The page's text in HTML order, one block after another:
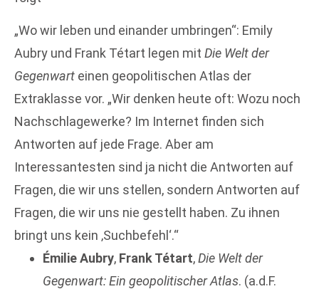
„Wo wir leben und einander umbringen“: Emily
Aubry und Frank Tétart legen mit Die Welt der
Gegenwart einen geopolitischen Atlas der
Extraklasse vor. „Wir denken heute oft: Wozu noch
Nachschlagewerke? Im Internet finden sich
Antworten auf jede Frage. Aber am
Interessantesten sind ja nicht die Antworten auf
Fragen, die wir uns stellen, sondern Antworten auf
Fragen, die wir uns nie gestellt haben. Zu ihnen
bringt uns kein ‚Suchbefehl‘.“
Émilie Aubry, Frank Tétart,Die Welt der
Gegenwart: Ein geopolitischer Atlas. (a.d.F.